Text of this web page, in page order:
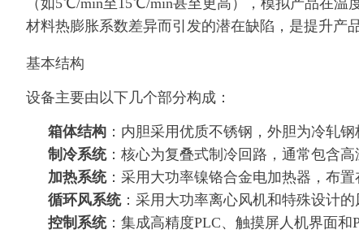
材料热膨胀系数差异而引发的潜在缺陷，是提升产
基本结构
设备主要由以下几个部分构成：
箱体结构 ：内胆采用优质不锈钢，外胆为冷轧
制冷系统：核心为复叠式制冷回路，通常包含
加热系统：采用大功率镍铬合金电加热器，布
循环风系统：采用大功率离心风机和特殊设计
控制系统：集成高精度PLC、触摸屏人机界面和